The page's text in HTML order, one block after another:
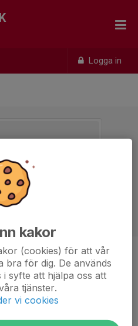
Logga in
Dam B
kakor
(cookies) för att vår
bra för dig. De används
syfte att hjälpa oss att
tjänster.
vi cookies